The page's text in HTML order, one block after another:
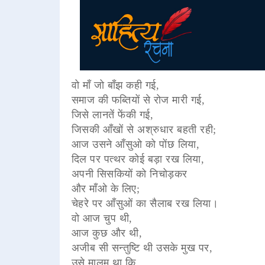
वो माँ जो बाँझ कही गई,
समाज की फब्तियों से रोज मारी गई,
जिसे लानतें फेंकी गई,
जिसकी आँखों से अश्रुधार बहती रही;
आज उसने आँसुओ को पोंछ लिया,
दिल पर पत्थर कोई बड़ा रख लिया,
अपनी सिसकियों को निचोड़कर
और माँओ के लिए;
चेहरे पर आँसुओं का सैलाब रख लिया।
वो आज चुप थी,
आज कुछ और थी,
अजीब सी सन्तुष्टि थी उसके मुख पर,
उसे मालूम था कि,